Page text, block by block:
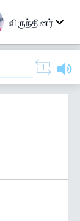
விருந்தினர்